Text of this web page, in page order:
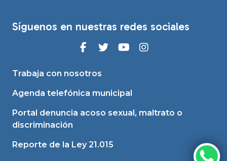
Síguenos en nuestras redes sociales
Trabaja con nosotros
Agenda telefónica municipal
Portal denuncia acoso sexual, maltrato o
discriminación
Reporte de la Ley 21.015